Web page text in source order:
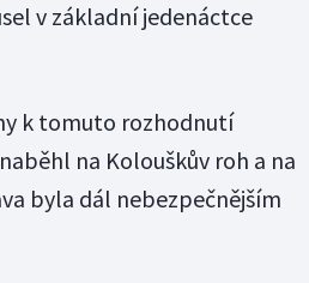
v základní jedenáctce
k tomuto rozhodnutí
na Kolouškův roh a na
byla dál nebezpečnějším